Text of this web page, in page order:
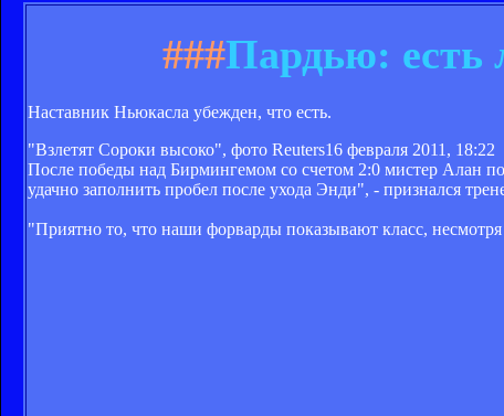
###Пардью: есть
Наставник Ньюкасла убежден, что есть.
"Взлетят Сороки высоко", фото Reuters16 февраля 2011, 18:22
После победы над Бирмингемом со счетом 2:0 мистер Алан
удачно заполнить пробел после ухода Энди", - признался
"Приятно то, что наши форварды показывают класс,